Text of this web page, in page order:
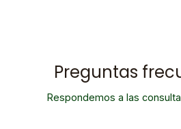
Preguntas
Respondemos a las